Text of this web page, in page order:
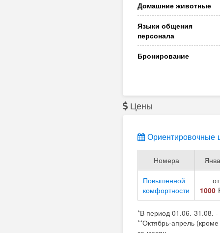
Домашние животные
Языки общения
персонала
Бронирование
Цены
Ориентировочные
Номера
Повышенной
комфортности
от
1000
*В период 01.06.-31.08. -
**Октябрь-апрель